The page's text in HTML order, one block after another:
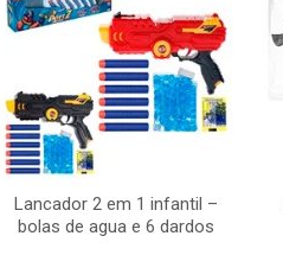
Lancador 2 em 1 infantil –
bolas de agua e 6 dardos